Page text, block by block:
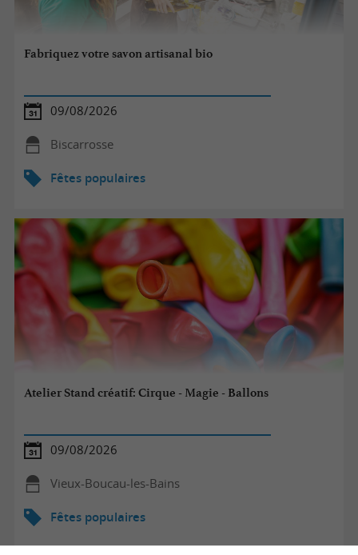
Fabriquez votre savon artisanal bio
09/08/2026
Biscarrosse
Fêtes populaires
Atelier Stand créatif: Cirque - Magie - Ballons
09/08/2026
Vieux-Boucau-les-Bains
Fêtes populaires